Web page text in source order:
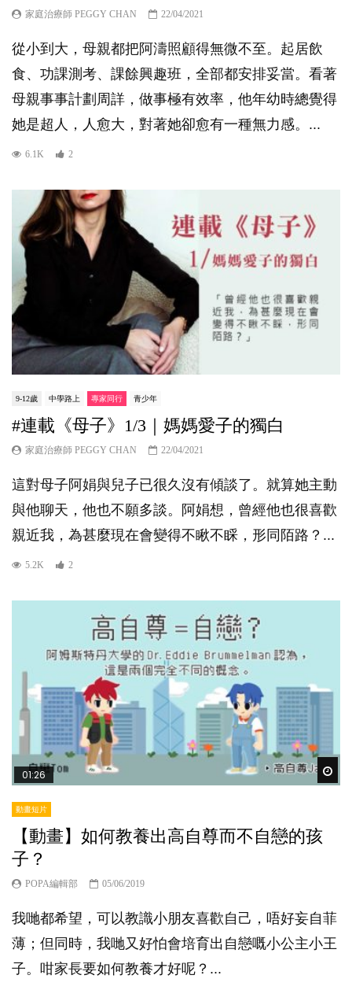
家庭治療師 PEGGY CHAN 22/04/2021
從小到大，母親都把阿濤照顧得無微不至。起居飲
食、功課測考、課餘興趣班，全部都安排妥當。看著
母親事事計劃周詳，做事極有效率，他年幼時總覺得
她是超人，人愈大，對著她卻愈有一種無力感。...
6.1K 2
9-12歲 中學路上 專家同行 青少年
#連載《母子》1/3｜媽媽愛子的獨白
家庭治療師 PEGGY CHAN 22/04/2021
這對母子阿娟與兒子已很久沒有傾談了。就算她主動
與他聊天，他也不願多談。阿娟想，曾經他也很喜歡
親近我，為甚麼現在會變得不瞅不睬，形同陌路？...
5.2K 2
01:26
動畫短片
【動畫】如何教養出高自尊而不自戀的孩
子？
POPA編輯部 05/06/2019
我哋都希望，可以教識小朋友喜歡自己，唔好妄自菲
薄；但同時，我哋又好怕會培育出自戀嘅小公主小王
子。咁家長要如何教養才好呢？...